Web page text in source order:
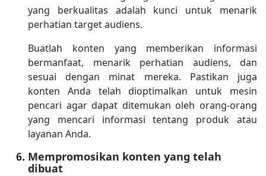
yang berkualitas adalah kunci untuk menarik
perhatian target audiens.
Buatlah konten yang memberikan informasi
bermanfaat, menarik perhatian audiens, dan
sesuai dengan minat mereka. Pastikan juga
konten Anda telah dioptimalkan untuk mesin
pencari agar dapat ditemukan oleh orang-orang
yang mencari informasi tentang produk atau
layanan Anda.
Mempromosikan konten yang telah
dibuat